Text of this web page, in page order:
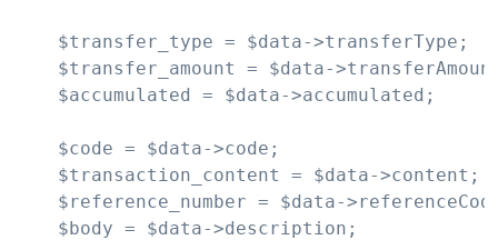
    $transfer_type = $data->transferType;
$transfer_amount = $data-
    $accumulated = $data->accumulated;
    $code = $data->code;
    $transaction_content = $data->content;
$reference_number = $data-
    $body = $data->description;